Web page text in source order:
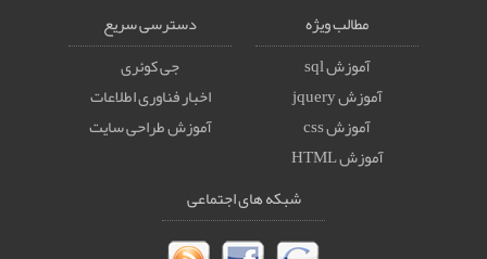
مطالب ویژه
آموزش sql
آموزش jquery
آموزش css
آموزش HTML
دسترسی سریع
جی کوئری
اخبار فناوری اطلاعات
آموزش طراحی سایت
شبکه های اجتماعی